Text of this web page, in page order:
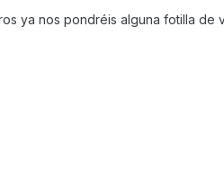
ya nos pondréis alguna fotilla